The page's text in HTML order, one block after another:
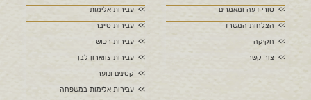
טורי דעה ומאמרים
הצלחות המשרד
חקיקה
צור קשר
עבירות אלימות
עבירות סייבר
עבירות רכוש
עבירות צווארון לבן
קטינים ונוער
עבירות אלימות במשפחה